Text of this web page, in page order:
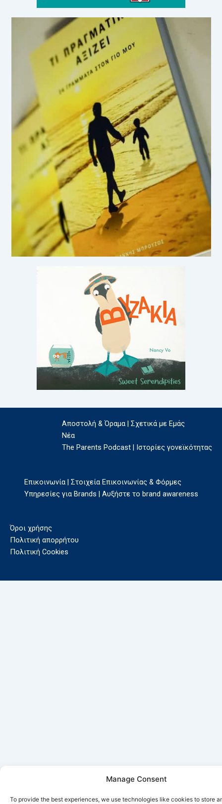
Manage Consent
To provide the best experiences, we use technologies like cookies to store
Αποστολή & Όραμα | Σχετικά με Εμάς
Νέα
The Parents Podcast | Ιστορίες γονεϊκότητας
Επικοινωνία | Στοιχεία Επικοινωνίας & Φόρμες
Υπηρεσίες για Brands | Αυξήστε το brand awareness
Όροι χρήσης
Πολιτική απορρήτου
Πολιτική Cookies